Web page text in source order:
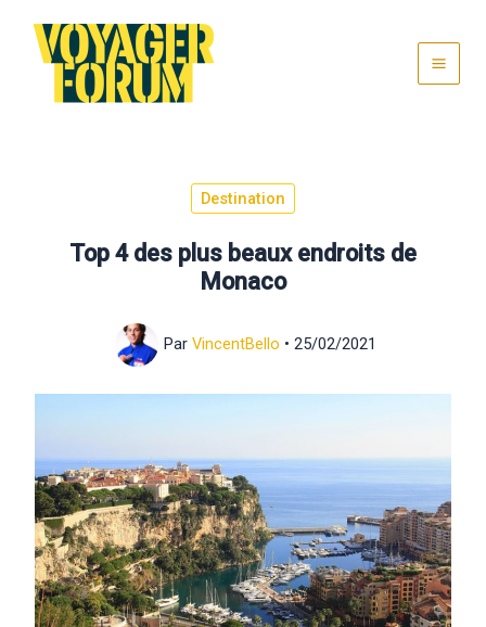
contenu
Destination
Top 4 des plus beaux endroits de
Monaco
Par VincentBello • 25/02/2021